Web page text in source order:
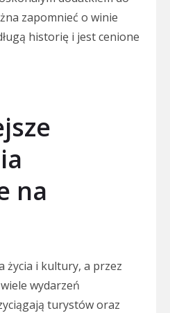
zapomnieć o winie
historię i jest cenione
na
życia i kultury, a przez
wydarzeń
turystów oraz